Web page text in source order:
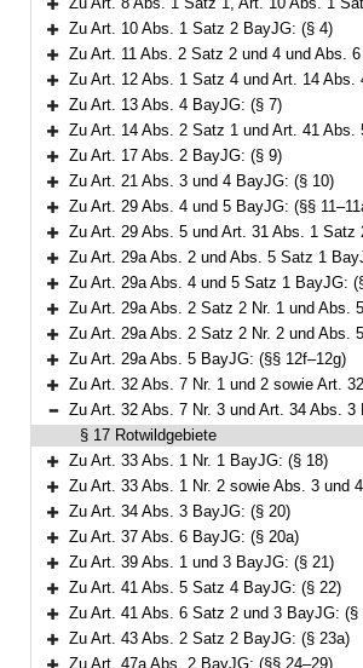
Bereich erweitern
Bereich erweitern
Zu Art. 10 Abs. 1 Satz 2 BayJG: (§ 4)
Bereich erweitern
Zu Art. 11 Abs. 2 Satz 2 und 4 und Abs.
Bereich erweitern
Zu Art. 12 Abs. 1 Satz 4 und Art. 14 Abs. 4
Bereich erweitern
Zu Art. 13 Abs. 4 BayJG: (§ 7)
Bereich erweitern
Zu Art. 14 Abs. 2 Satz 1 und Art. 41 Abs. 5
Bereich erweitern
Zu Art. 17 Abs. 2 BayJG: (§ 9)
Bereich erweitern
Zu Art. 21 Abs. 3 und 4 BayJG: (§ 10)
Bereich erweitern
Zu Art. 29 Abs. 4 und 5 BayJG: (§§
Bereich erweitern
Zu Art. 29 Abs. 5 und Art. 31 Abs. 1 Satz
Bereich erweitern
Zu Art. 29a Abs. 2 und Abs. 5 Satz 1
Bereich erweitern
Zu Art. 29a Abs. 4 und 5 Satz 1 BayJG:
Bereich erweitern
Zu Art. 29a Abs. 2 Satz 2 Nr. 1 und Abs.
Bereich erweitern
Zu Art. 29a Abs. 2 Satz 2 Nr. 2 und Abs.
Bereich erweitern
Zu Art. 29a Abs. 5 BayJG: (§§ 12f–12g)
Bereich erweitern
Zu Art. 32 Abs. 7 Nr. 1 und 2 sowie Art. 32a
Bereich reduzieren
Zu Art. 32 Abs. 7 Nr. 3 und Art. 34 Abs. 3
§ 17 Rotwildgebiete
Bereich erweitern
Zu Art. 33 Abs. 1 Nr. 1 BayJG: (§ 18)
Bereich erweitern
Zu Art. 33 Abs. 1 Nr. 2 sowie Abs. 3 und
Bereich erweitern
Zu Art. 34 Abs. 3 BayJG: (§ 20)
Bereich erweitern
Zu Art. 37 Abs. 6 BayJG: (§ 20a)
Bereich erweitern
Zu Art. 39 Abs. 1 und 3 BayJG: (§ 21)
Bereich erweitern
Zu Art. 41 Abs. 5 Satz 4 BayJG: (§ 22)
Bereich erweitern
Zu Art. 41 Abs. 6 Satz 2 und 3 BayJG: (§
Bereich erweitern
Zu Art. 43 Abs. 2 Satz 2 BayJG: (§ 23a)
Zu Art. 47a Abs. 2 BayJG: (§§ 24–29)